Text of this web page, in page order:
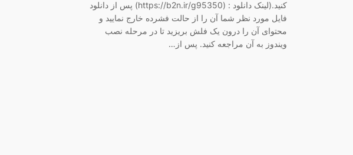
کنید.(لینک دانلود : (https://b2n.ir/g95350) پس از دانلود
فایل مورد نظر شما آن را از حالت فشرده خارج نمایید و
محتوای آن را درون یک فلش بریزید تا در مرحله نصب
ویندوز به آن مراجعه کنید. پس از…